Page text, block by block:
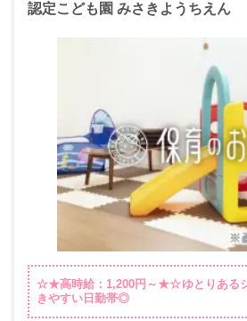
認定こども園 みさきようちえん
☆★高時給：1,200円～★☆ゆとりある
きやすい日勤帯◎